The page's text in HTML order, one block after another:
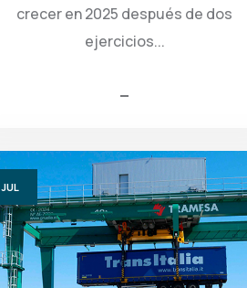
crecer en 2025 después de dos
ejercicios...
JUL